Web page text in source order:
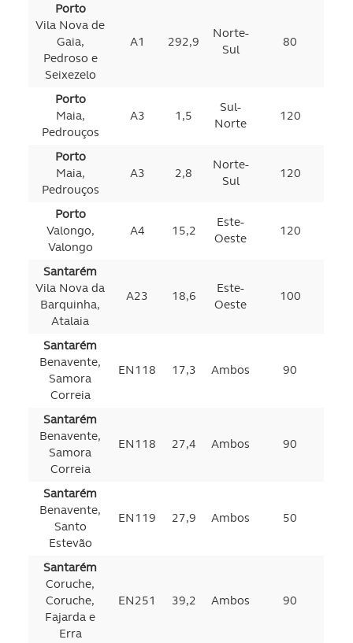
Porto
Vila Nova de
Gaia,
Pedroso e
Seixezelo
A1 292,9
Norte-
Sul
80
Porto
Maia,
Pedrouços
A3 1,5
Sul-
Norte
120
Porto
Maia,
Pedrouços
A3 2,8
Norte-
Sul
120
Porto
Valongo,
Valongo
A4 15,2
Este-
Oeste
120
Santarém
Vila Nova da
Barquinha,
Atalaia
A23 18,6
Este-
Oeste
100
Santarém
Benavente,
Samora
Correia
EN118 17,3 Ambos 90
Santarém
Benavente,
Samora
Correia
EN118 27,4 Ambos 90
Santarém
Benavente,
Santo
Estevão
EN119 27,9 Ambos 50
Santarém
Coruche,
Coruche,
Fajarda e
Erra
EN251 39,2 Ambos 90